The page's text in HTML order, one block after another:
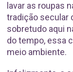
lavar as roupas
tradição secular
sobretudo aqui
do tempo, essa
meio ambiente.